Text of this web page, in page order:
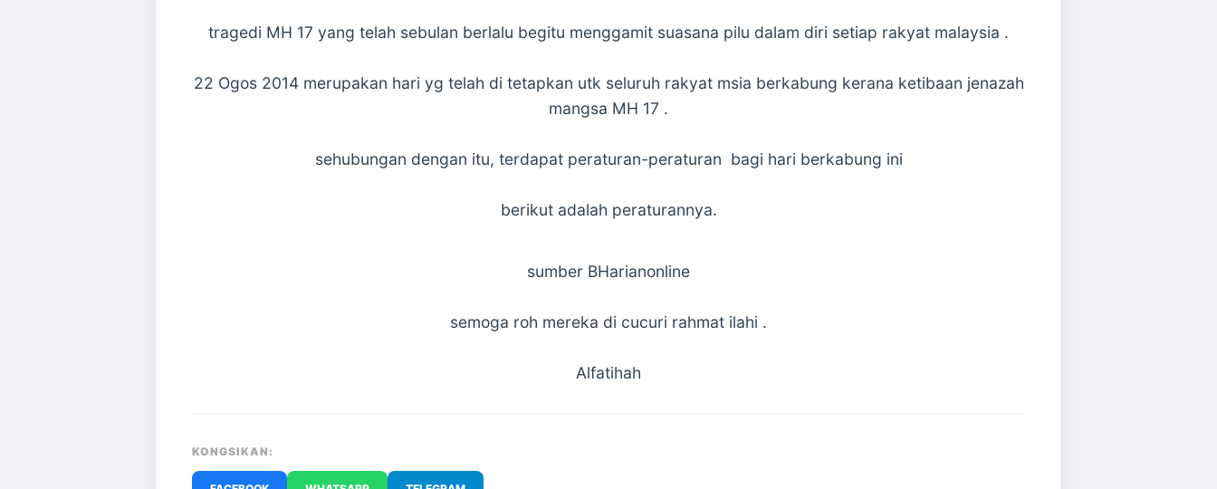
tragedi MH 17 yang telah sebulan berlalu begitu menggamit suasana pilu dalam diri setiap rakyat malaysia .
22 Ogos 2014 merupakan hari yg telah di tetapkan utk seluruh rakyat msia berkabung kerana ketibaan jenazah
mangsa MH 17 .
sehubungan dengan itu, terdapat peraturan-peraturan bagi hari berkabung ini
berikut adalah peraturannya.
sumber BHarianonline
semoga roh mereka di cucuri rahmat ilahi .
Alfatihah
KONGSIKAN: